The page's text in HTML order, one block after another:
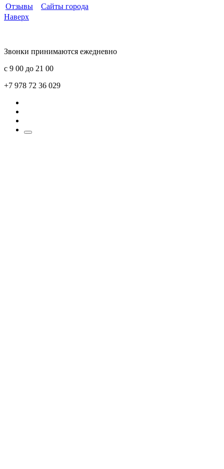
Отзывы
Сайты города
Наверх
Звонки принимаются ежедневно
с 9 00 до 21 00
+7 978 72 36 029